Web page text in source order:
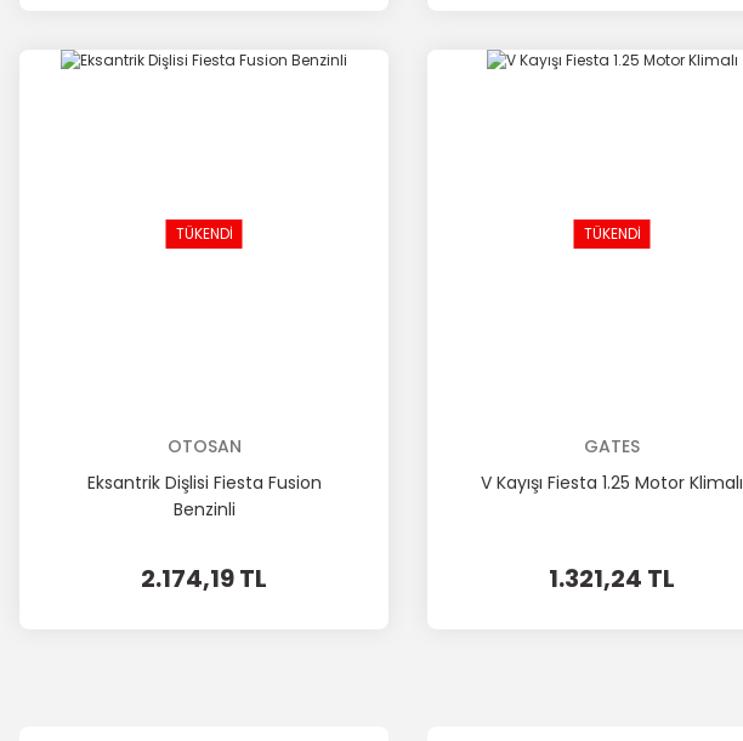
TÜKENDİ
OTOSAN
Eksantrik Dişlisi Fiesta Fusion
Benzinli
2.174,19 TL
TÜKENDİ
GATES
V Kayışı Fiesta 1.25 Motor Klimalı
1.321,24 TL